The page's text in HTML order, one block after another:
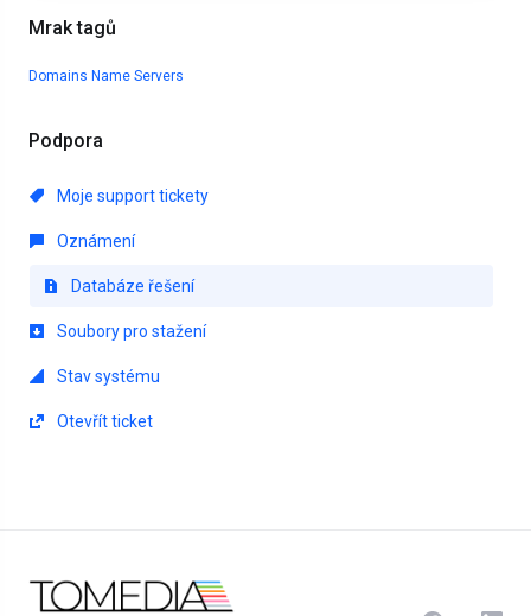
Mrak tagů
Domains Name Servers
Podpora
Moje support tickety
Oznámení
Databáze řešení
Soubory pro stažení
Stav systému
Otevřít ticket